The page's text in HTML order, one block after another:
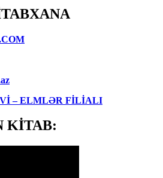
– ELMLƏR FİLİALI
KİTAB: